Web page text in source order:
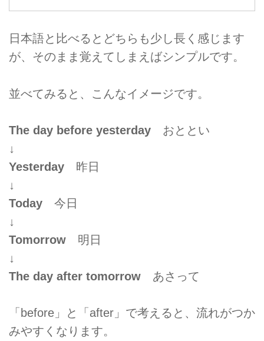
日本語と比べるとどちらも少し長く感じます
が、そのまま覚えてしまえばシンプルです。
並べてみると、こんなイメージです。
The day before yesterday おととい
↓
Yesterday 昨日
↓
Today 今日
↓
Tomorrow 明日
↓
The day after tomorrow あさって
「before」と「after」で考えると、流れがつか
みやすくなります。